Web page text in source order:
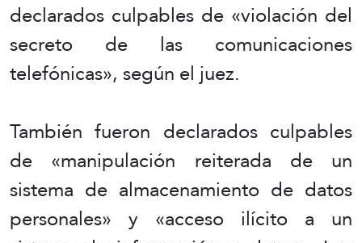
declarados culpables de «violación del
secreto de las comunicaciones
telefónicas», según el juez.
También fueron declarados culpables
de «manipulación reiterada de un
sistema de almacenamiento de datos
personales» y «acceso ilícito a un